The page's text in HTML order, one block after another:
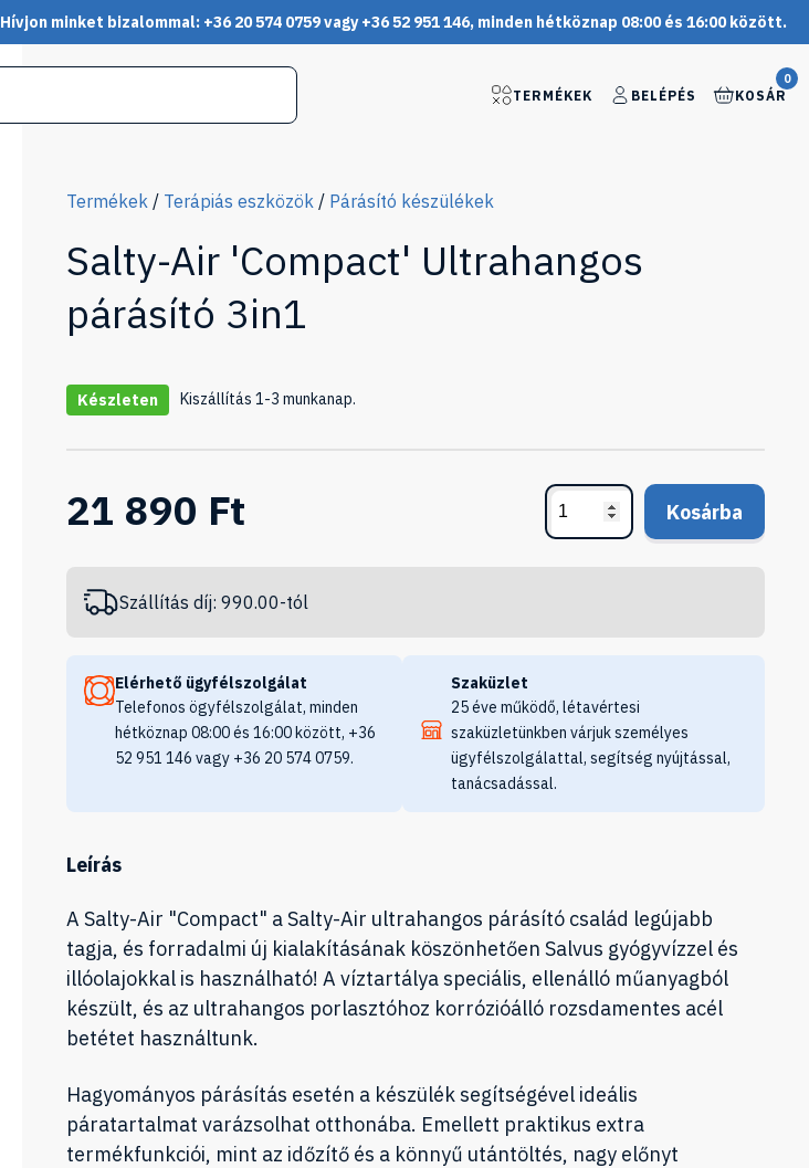
Hívjon minket bizalommal: +36 20 574 0759 vagy +36 52 951 146, minden hétköznap 08:00 és 16:00 között.
TERMÉKEK BELÉPÉS
0
KOSÁR
Termékek / Terápiás eszközök / Párásító készülékek
Salty-Air 'Compact' Ultrahangos
párásító 3in1
Készleten Kiszállítás 1-3 munkanap.
21 890 Ft Kosárba
Szállítás díj: 990.00-tól
Elérhető ügyfélszolgálat
Telefonos ögyfélszolgálat, minden
hétköznap 08:00 és 16:00 között, +36
52 951 146 vagy +36 20 574 0759.
Szaküzlet
25 éve működő, létavértesi
szaküzletünkben várjuk személyes
ügyfélszolgálattal, segítség nyújtással,
tanácsadással.
Leírás
A Salty-Air "Compact" a Salty-Air ultrahangos párásító család legújabb
tagja, és forradalmi új kialakításának köszönhetően Salvus gyógyvízzel és
illóolajokkal is használható! A víztartálya speciális, ellenálló műanyagból
készült, és az ultrahangos porlasztóhoz korrózióálló rozsdamentes acél
betétet használtunk.
Hagyományos párásítás esetén a készülék segítségével ideális
páratartalmat varázsolhat otthonába. Emellett praktikus extra
termékfunkciói, mint az időzítő és a könnyű utántöltés, nagy előnyt